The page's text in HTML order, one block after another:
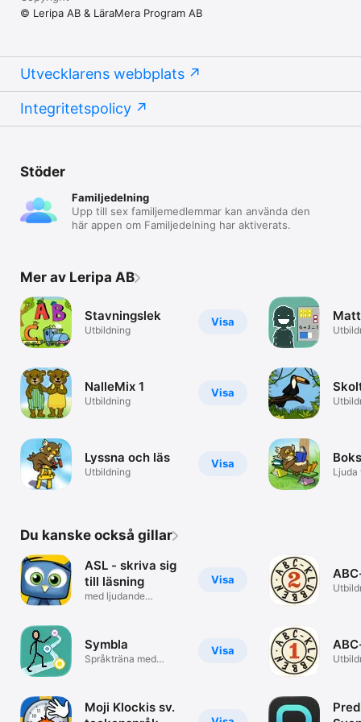
ytterligare fyra språk man själv kan välja.
Appen har en egen hemsida (www.laramera.se/listor) där det
finns fler listor som kan hämtas direkt till appen. Här finns
även en hel del kreativa tips på vad man kan göra i verktyget.
Appen är fri från köp inne i app.
© Leripa AB & LäraMera Program AB
Utvecklarens webbplats
Integritetspolicy
Stöder
Familjedelning
Upp till sex familjemedlemmar kan använda den
här appen om Familjedelning har aktiverats.
Mer av Leripa AB
Visa
Stavningslek
Utbildning
Visa
NalleMix 1
Utbildning
Visa
Lyssna och läs
Utbildning
Ljuda
Du kanske också gillar
Visa
ASL - skriva sig
till läsning
med ljudande
Visa
Symbla
Språkträna med
Moji Klockis sv.